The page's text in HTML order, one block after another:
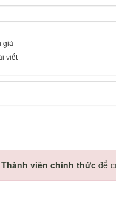
giá
viết
Thành viên chính thức để